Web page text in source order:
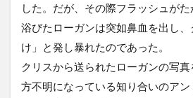
した。だが、その際フラッシュが
浴びたローガンは突如鼻血を出し
け」と発し暴れたのであった。
クリスから送られたローガンの写
方不明になっている知り合いのア